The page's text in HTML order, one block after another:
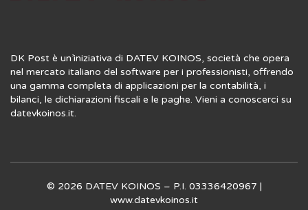
DK Post è un’iniziativa di DATEV KOINOS, società che opera
nel mercato italiano del software per i professionisti, offrendo
una gamma completa di applicazioni per la contabilità, i
bilanci, le dichiarazioni fiscali e le paghe. Vieni a conoscerci su
datevkoinos.it.
© 2026 DATEV KOINOS – P.I. 03336420967 |
www.datevkoinos.it